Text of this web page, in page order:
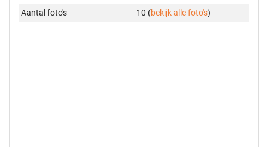
Aantal foto's
10 (bekijk alle foto's)